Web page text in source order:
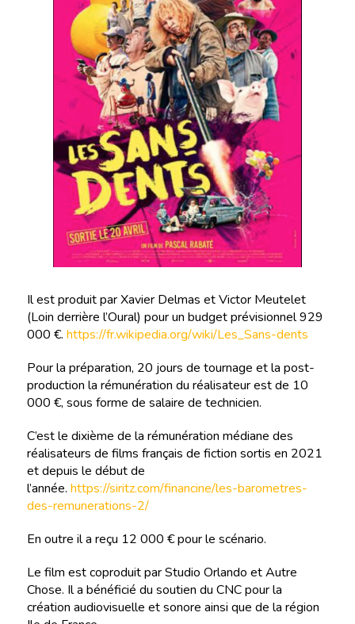
Il est produit par Xavier Delmas et Victor Meutelet
(Loin derrière l’Oural) pour un budget prévisionnel 929
000 €. https://fr.wikipedia.org/wiki/Les_Sans-dents
Pour la préparation, 20 jours de tournage et la post-
production la rémunération du réalisateur est de 10
000 €, sous forme de salaire de technicien.
C’est le dixième de la rémunération médiane des
réalisateurs de films français de fiction sortis en 2021
et depuis le début de
l’année. https://siritz.com/financine/les-barometres-
des-remunerations-2/
En outre il a reçu 12 000 € pour le scénario.
Le film est coproduit par Studio Orlando et Autre
Chose. Il a bénéficié du soutien du CNC pour la
création audiovisuelle et sonore ainsi que de la région